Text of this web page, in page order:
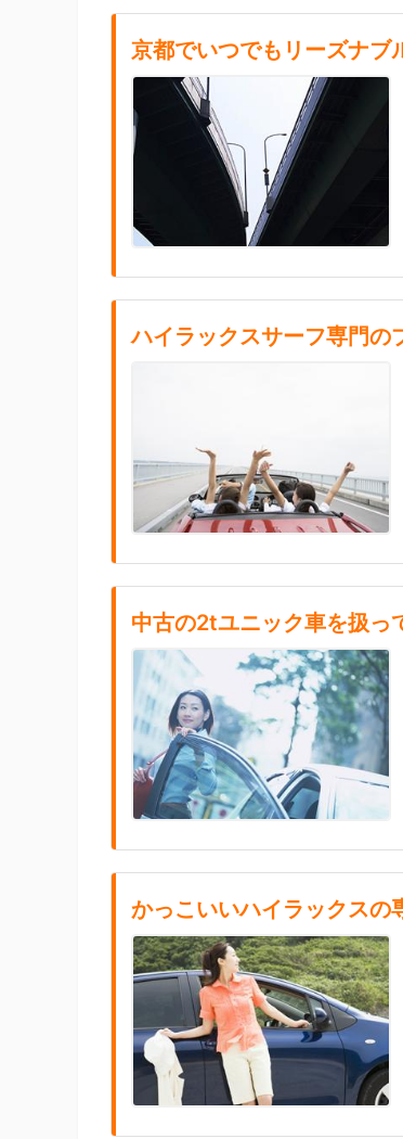
京都でいつでもリーズナブ
ハイラックスサーフ専門の
中古の2tユニック車を扱っ
かっこいいハイラックスの